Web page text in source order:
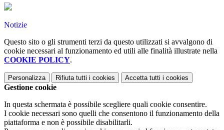
Notizie
Questo sito o gli strumenti terzi da questo utilizzati si avvalgono di
cookie necessari al funzionamento ed utili alle finalità illustrate nella
COOKIE POLICY.
Personalizza Rifiuta tutti i cookies Accetta tutti i cookies
Gestione cookie
In questa schermata è possibile scegliere quali cookie consentire.
I cookie necessari sono quelli che consentono il funzionamento della
piattaforma e non è possibile disabilitarli.